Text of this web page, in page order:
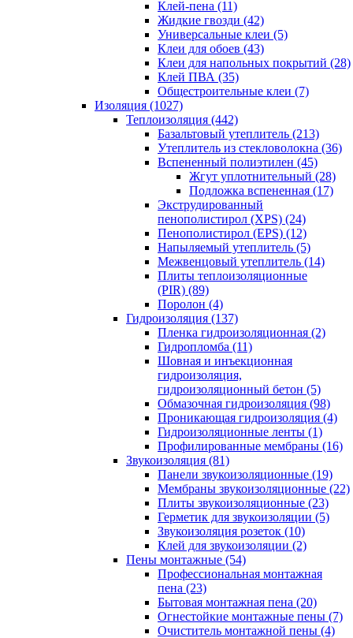
Клей-пена (11)
Жидкие гвозди (42)
Универсальные клеи (5)
Клеи для обоев (43)
Клеи для напольных покрытий (28)
Клей ПВА (35)
Общестроительные клеи (7)
Изоляция (1027)
Теплоизоляция (442)
Базальтовый утеплитель (213)
Утеплитель из стекловолокна (36)
Вспененный полиэтилен (45)
Жгут уплотнительный (28)
Подложка вспененная (17)
Экструдированный
пенополистирол (XPS) (24)
Пенополистирол (EPS) (12)
Напыляемый утеплитель (5)
Межвенцовый утеплитель (14)
Плиты теплоизоляционные
(PIR) (89)
Поролон (4)
Гидроизоляция (137)
Пленка гидроизоляционная (2)
Гидропломба (11)
Шовная и инъекционная
гидроизоляция,
гидроизоляционный бетон (5)
Обмазочная гидроизоляция (98)
Проникающая гидроизоляция (4)
Гидроизоляционные ленты (1)
Профилированные мембраны (16)
Звукоизоляция (81)
Панели звукоизоляционные (19)
Мембраны звукоизоляционные (22)
Плиты звукоизоляционные (23)
Герметик для звукоизоляции (5)
Звукоизоляция розеток (10)
Клей для звукоизоляции (2)
Пены монтажные (54)
Профессиональная монтажная
пена (23)
Бытовая монтажная пена (20)
Огнестойкие монтажные пены (7)
Очиститель монтажной пены (4)